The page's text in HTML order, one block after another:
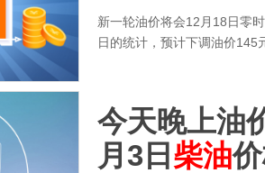
新一轮油价将会12月18日零
日的统计，预计下调油价145
今天晚上油
月3日 柴油